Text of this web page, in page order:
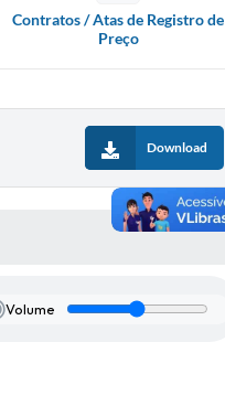
Contratos / Atas de Registro de
Preço
Download
Volume